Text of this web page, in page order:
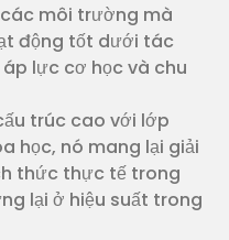
môi trường mà
động tốt dưới tác
lực cơ học và chu
trúc cao với lớp
học, nó mang lại giải
thức thực tế trong
lại ở hiệu suất trong